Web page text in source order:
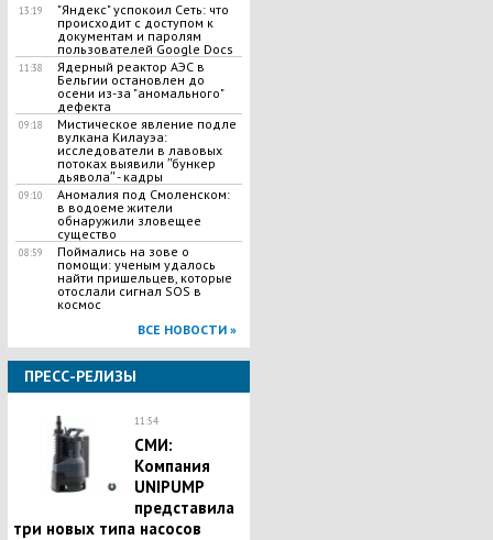
13:19
​"Яндекс" успокоил Сеть: что
происходит с доступом к
документам и паролям
пользователей Google Docs
11:38
Ядерный реактор АЭС в
Бельгии остановлен до
осени из-за "аномального"
дефекта
09:18
Мистическое явление подле
вулкана Килауэа:
исследователи в лавовых
потоках выявили ʺбункер
дьяволаʺ - кадры
09:10
Аномалия под Смоленском:
в водоеме жители
обнаружили зловещее
существо
08:59
Поймались на зове о
помощи: ученым удалось
найти пришельцев, которые
отослали сигнал SOS в
космос
ВСЕ НОВОСТИ »
ПРЕСС-РЕЛИЗЫ
11:54
СМИ:
Компания
UNIPUMP
представила
три новых типа насосов